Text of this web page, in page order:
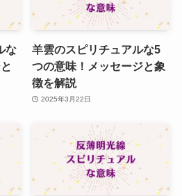
な
羊雲のスピリチュアルな5
つの意味！メッセージと象
徴を解説
2025年3月22日